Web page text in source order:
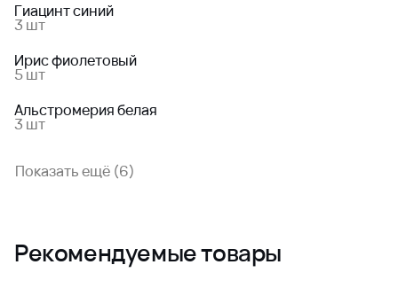
Гиацинт синий
3 шт
Ирис фиолетовый
5 шт
Альстромерия белая
3 шт
Показать ещё (6)
Рекомендуемые товары